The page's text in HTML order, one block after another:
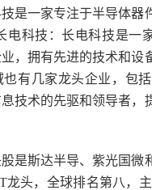
是一家专注于半导体器
电科技：长电科技是一
，拥有先进的技术和设
有几家龙头企业，包括
技术的先驱和领导者，
是斯达半导、紫光国微
龙头，全球排名第八，